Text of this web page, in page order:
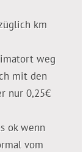
km
weg
mit den
nur 0,25€
ok wenn
vom